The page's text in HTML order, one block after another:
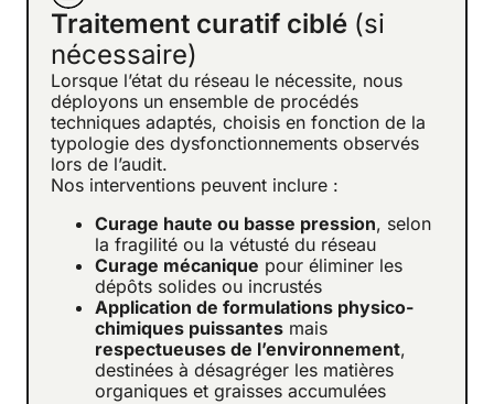
Traitement curatif ciblé (si
nécessaire)
Lorsque l’état du réseau le nécessite, nous
déployons un ensemble de procédés
techniques adaptés, choisis en fonction de la
typologie des dysfonctionnements observés
lors de l’audit.
Nos interventions peuvent inclure :
Curage haute ou basse pression, selon
la fragilité ou la vétusté du réseau
Curage mécanique pour éliminer les
dépôts solides ou incrustés
Application de formulations physico-
chimiques puissantes mais
respectueuses de l’environnement,
destinées à désagréger les matières
organiques et graisses accumulées